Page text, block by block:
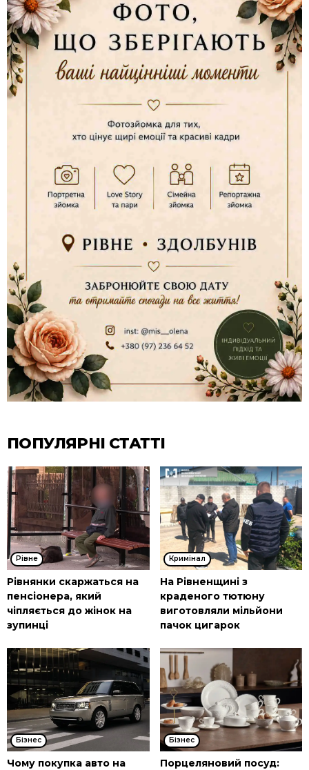
ПОПУЛЯРНІ СТАТТІ
Рівне
Рівнянки скаржаться на
пенсіонера, який
чіпляється до жінок на
зупинці
Кримінал
На Рівненщині з
краденого тютюну
виготовляли мільйони
пачок цигарок
Бізнес
Чому покупка авто на
Бізнес
Порцеляновий посуд: